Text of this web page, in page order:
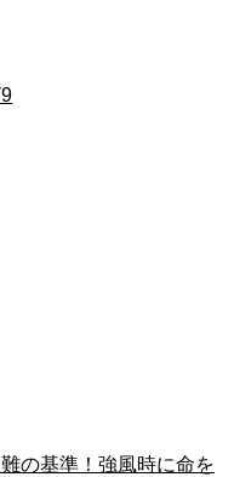
9
の基準！強風時に命を